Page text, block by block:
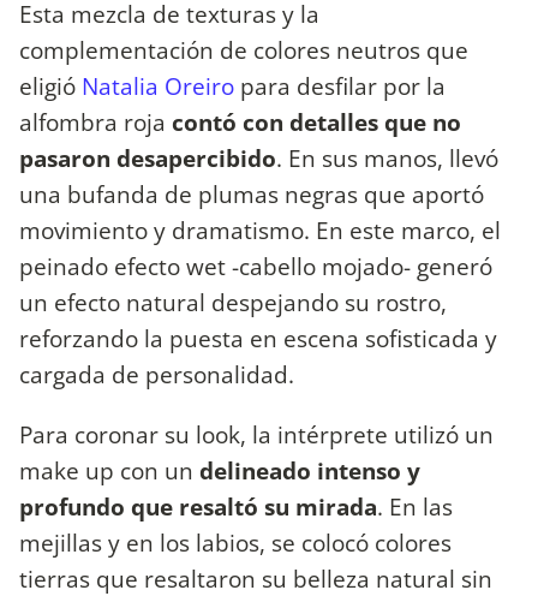
Esta mezcla de texturas y la
complementación de colores neutros que
eligió Natalia Oreiro para desfilar por la
alfombra roja contó con detalles que no
pasaron desapercibido. En sus manos, llevó
una bufanda de plumas negras que aportó
movimiento y dramatismo. En este marco, el
peinado efecto wet -cabello mojado- generó
un efecto natural despejando su rostro,
reforzando la puesta en escena sofisticada y
cargada de personalidad.
Para coronar su look, la intérprete utilizó un
make up con un delineado intenso y
profundo que resaltó su mirada. En las
mejillas y en los labios, se colocó colores
tierras que resaltaron su belleza natural sin